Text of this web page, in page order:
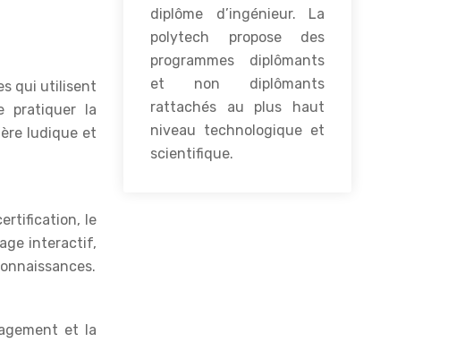
qui utilisent
pratiquer la
ludique et
le
interactif,
et la
diplôme d’ingénieur. La
polytech propose des
programmes diplômants
et non diplômants
rattachés au plus haut
niveau technologique et
scientifique.